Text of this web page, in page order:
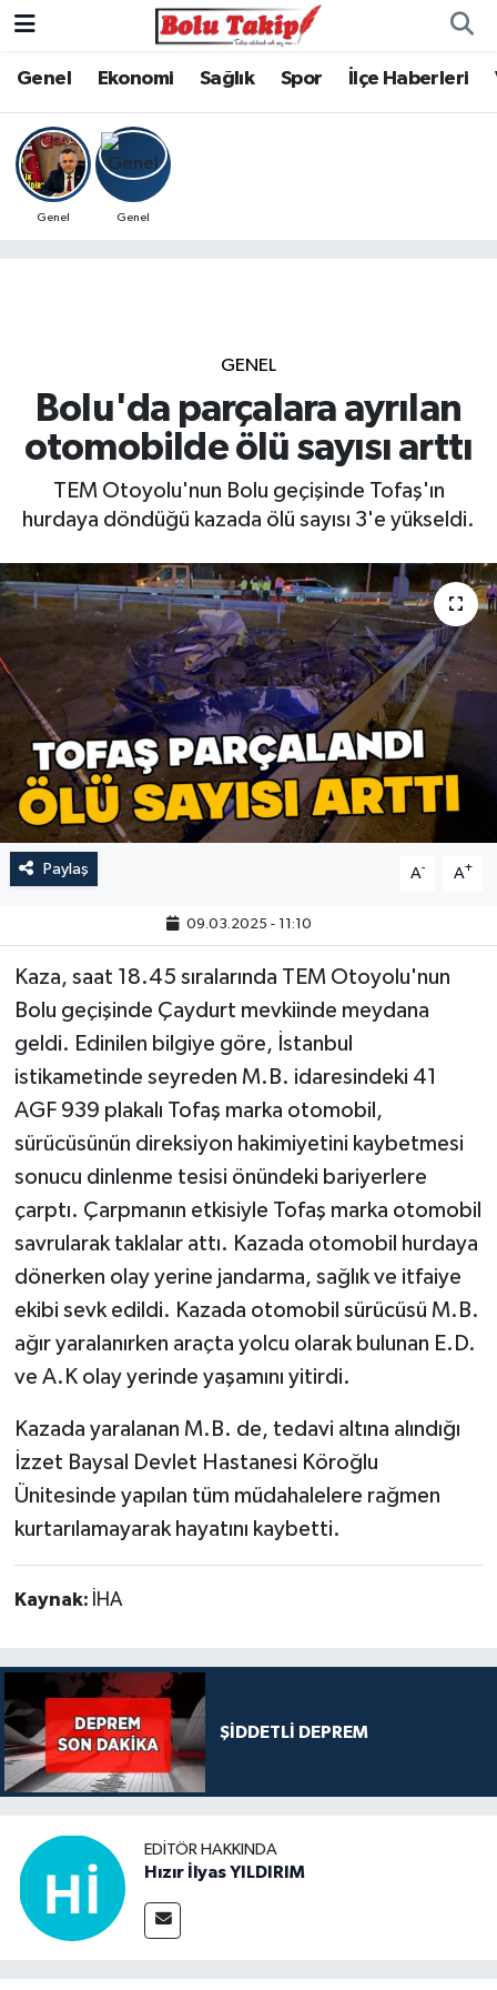
Genel Ekonomi Sağlık Spor İlçe Haberleri
Genel Genel
GENEL
Bolu'da parçalara ayrılan
otomobilde ölü sayısı arttı
TEM Otoyolu'nun Bolu geçişinde Tofaş'ın
hurdaya döndüğü kazada ölü sayısı 3'e yükseldi.
Paylaş A- A+
09.03.2025 - 11:10
Kaza, saat 18.45 sıralarında TEM Otoyolu'nun
Bolu geçişinde Çaydurt mevkiinde meydana
geldi. Edinilen bilgiye göre, İstanbul
istikametinde seyreden M.B. idaresindeki 41
AGF 939 plakalı Tofaş marka otomobil,
sürücüsünün direksiyon hakimiyetini kaybetmesi
sonucu dinlenme tesisi önündeki bariyerlere
çarptı. Çarpmanın etkisiyle Tofaş marka otomobil
savrularak taklalar attı. Kazada otomobil hurdaya
dönerken olay yerine jandarma, sağlık ve itfaiye
ekibi sevk edildi. Kazada otomobil sürücüsü M.B.
ağır yaralanırken araçta yolcu olarak bulunan E.D.
ve A.K olay yerinde yaşamını yitirdi.
Kazada yaralanan M.B. de, tedavi altına alındığı
İzzet Baysal Devlet Hastanesi Köroğlu
Ünitesinde yapılan tüm müdahalelere rağmen
kurtarılamayarak hayatını kaybetti.
Kaynak: İHA
ŞİDDETLİ DEPREM
EDITÖR HAKKINDA
Hızır İlyas YILDIRIM